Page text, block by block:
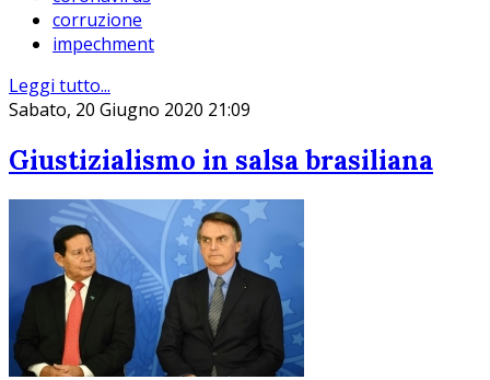
corruzione
impechment
Leggi tutto...
Sabato, 20 Giugno 2020 21:09
Giustizialismo in salsa brasiliana